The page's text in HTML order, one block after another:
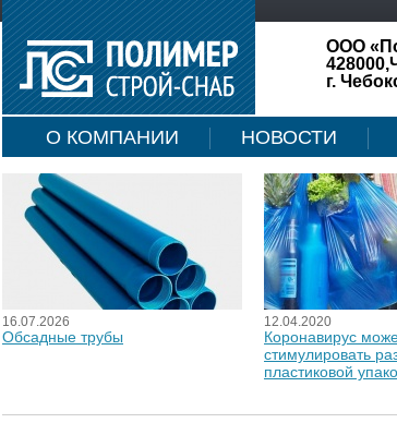
ООО
г.
О КОМПАНИИ НОВОСТИ
16.07.2026
Обсадные трубы
12.04.2020
Коронавирус
стимулировать
пластиковой